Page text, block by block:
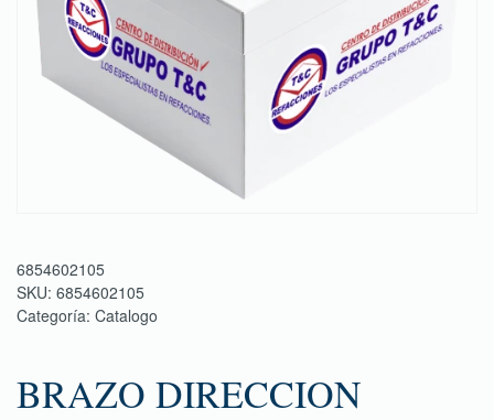
6854602105
SKU: 6854602105
Categoría: Catalogo
BRAZO DIRECCION